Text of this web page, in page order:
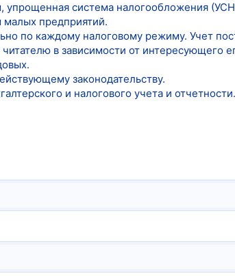
упрощенная система налогообложения
предприятий.
по каждому налоговому режиму. Учет
в зависимости от интересующего
законодательству.
и налогового учета и отчетности.